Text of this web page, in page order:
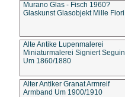
Murano Glas - Fisch 1960?
Glaskunst Glasobjekt Mille Fiori
Alte Antike Lupenmalerei
Miniaturmalerei Signiert Seguin
Um 1860/1880
Alter Antiker Granat Armreif
Armband Um 1900/1910